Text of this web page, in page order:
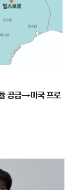
공급→미국 프로